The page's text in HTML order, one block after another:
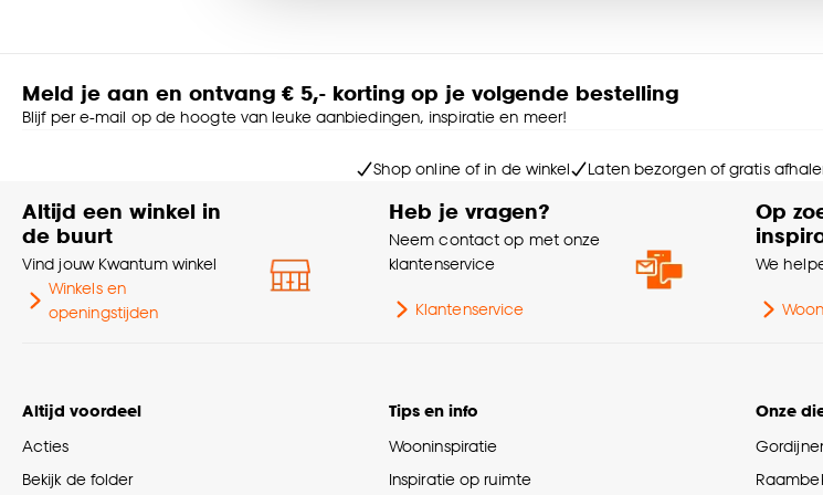
- Extra warm wit
- Fitting: E27
- Wattage: 4W
samen met de uitvoeringsorganisaties voor dat deze afgedankte producten op een duurzame wijze
en worden verwerkt.
Meld je aan en ontvang € 5,- korting op je volgende bestelling
Blijf per e-mail op de hoogte van leuke aanbiedingen, inspiratie en meer!
Shop online of in de winkel Laten bezorgen of gratis
Altijd een winkel in
de buurt
Vind jouw Kwantum winkel
Winkels en
openingstijden
Heb je vragen?
Neem contact op met onze
klantenservice
Klantenservice
Op
We
Altijd voordeel
Acties
Bekijk de folder
Tips en info
Wooninspiratie
Inspiratie op ruimte
Onze